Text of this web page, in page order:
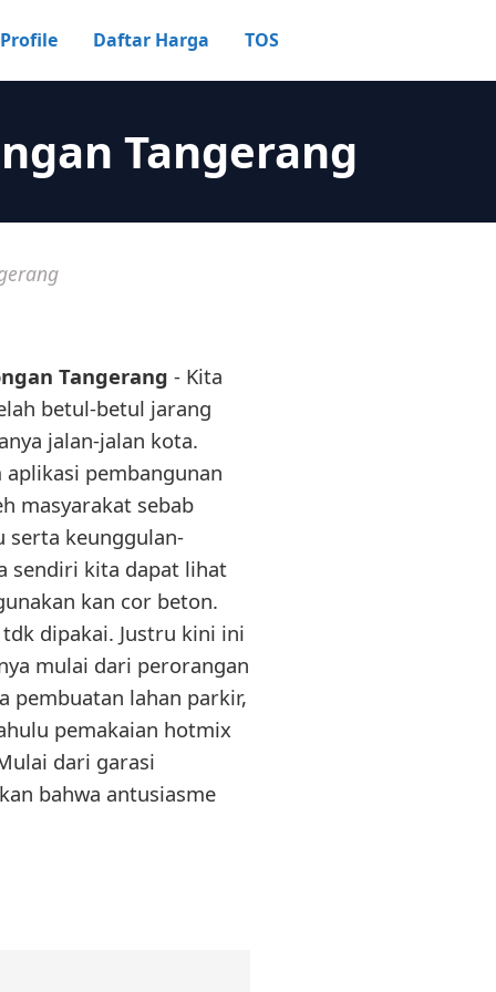
Profile Daftar Harga TOS
Tangerang
Tangerang - Kita
betul-betul jarang
jalan-jalan kota.
pembangunan
masyarakat sebab
serta keunggulan-
sendiri kita dapat lihat
kan cor beton.
dipakai. Justru kini ini
mulai dari perorangan
pembuatan lahan parkir,
pemakaian hotmix
dari garasi
bahwa antusiasme